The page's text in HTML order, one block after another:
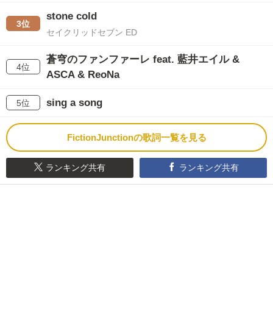
3位
stone cold
セイクリッドセブン ED
4位
蒼穹のファンファーレ feat. 藍井エイル &
ASCA & ReoNa
5位 sing a song
FictionJunctionの歌詞一覧を見る
ランキング共有 ランキング共有